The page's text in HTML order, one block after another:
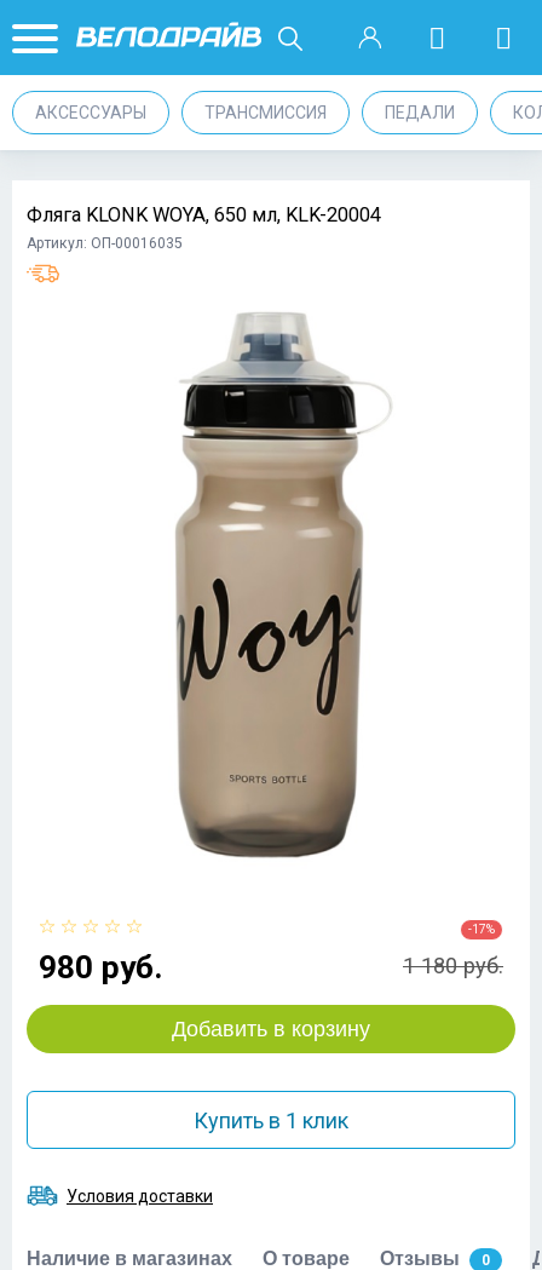
АКСЕССУАРЫ ТРАНСМИССИЯ ПЕДАЛИ
Фляга KLONK WOYA, 650 мл, KLK-20004
Артикул: ОП-00016035
980 руб.
-17%
1 180 руб.
Добавить в корзину
Купить в 1 клик
Условия доставки
Наличие в магазинах О товаре Отзывы 0